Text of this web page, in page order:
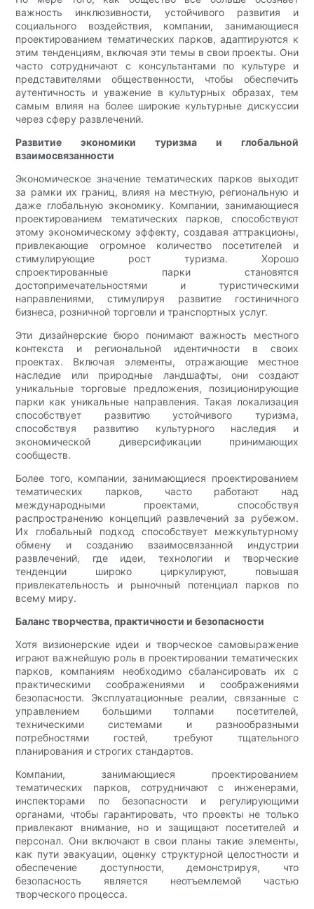
важность инклюзивности, устойчивого развития и
социального воздействия, компании, занимающиеся
проектированием тематических парков, адаптируются к
этим тенденциям, включая эти темы в свои проекты. Они
часто сотрудничают с консультантами по культуре и
представителями общественности, чтобы обеспечить
аутентичность и уважение в культурных образах, тем
самым влияя на более широкие культурные дискуссии
через сферу развлечений.
Развитие экономики туризма и глобальной
взаимосвязанности
Экономическое значение тематических парков выходит
за рамки их границ, влияя на местную, региональную и
даже глобальную экономику. Компании, занимающиеся
проектированием тематических парков, способствуют
этому экономическому эффекту, создавая аттракционы,
привлекающие огромное количество посетителей и
стимулирующие рост туризма. Хорошо
спроектированные парки становятся
достопримечательностями и туристическими
направлениями, стимулируя развитие гостиничного
бизнеса, розничной торговли и транспортных услуг.
Эти дизайнерские бюро понимают важность местного
контекста и региональной идентичности в своих
проектах. Включая элементы, отражающие местное
наследие или природные ландшафты, они создают
уникальные торговые предложения, позиционирующие
парки как уникальные направления. Такая локализация
способствует развитию устойчивого туризма,
способствуя развитию культурного наследия и
экономической диверсификации принимающих
сообществ.
Более того, компании, занимающиеся проектированием
тематических парков, часто работают над
международными проектами, способствуя
распространению концепций развлечений за рубежом.
Их глобальный подход способствует межкультурному
обмену и созданию взаимосвязанной индустрии
развлечений, где идеи, технологии и творческие
тенденции широко циркулируют, повышая
привлекательность и рыночный потенциал парков по
всему миру.
Баланс творчества, практичности и безопасности
Хотя визионерские идеи и творческое самовыражение
играют важнейшую роль в проектировании тематических
парков, компаниям необходимо сбалансировать их с
практическими соображениями и соображениями
безопасности. Эксплуатационные реалии, связанные с
управлением большими толпами посетителей,
техническими системами и разнообразными
потребностями гостей, требуют тщательного
планирования и строгих стандартов.
Компании, занимающиеся проектированием
тематических парков, сотрудничают с инженерами,
инспекторами по безопасности и регулирующими
органами, чтобы гарантировать, что проекты не только
привлекают внимание, но и защищают посетителей и
персонал. Они включают в свои планы такие элементы,
как пути эвакуации, оценку структурной целостности и
обеспечение доступности, демонстрируя, что
безопасность является неотъемлемой частью
творческого процесса.